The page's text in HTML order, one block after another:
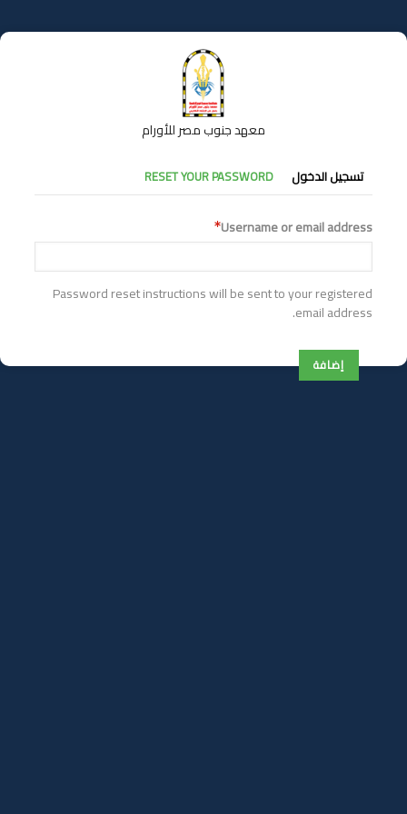
إلى
المحتوى
معهد جنوب مصر للأورام
التبويبات
الأساسية
تسجيل الدخول RESET YOUR PASSWORD
Username or email address
Password reset instructions will be sent to your registered
email address.